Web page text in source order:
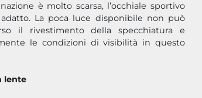
è molto scarsa, l’occhiale sportivo
La poca luce disponibile non può
il rivestimento della specchiatura e
le condizioni di visibilità in questo
lente